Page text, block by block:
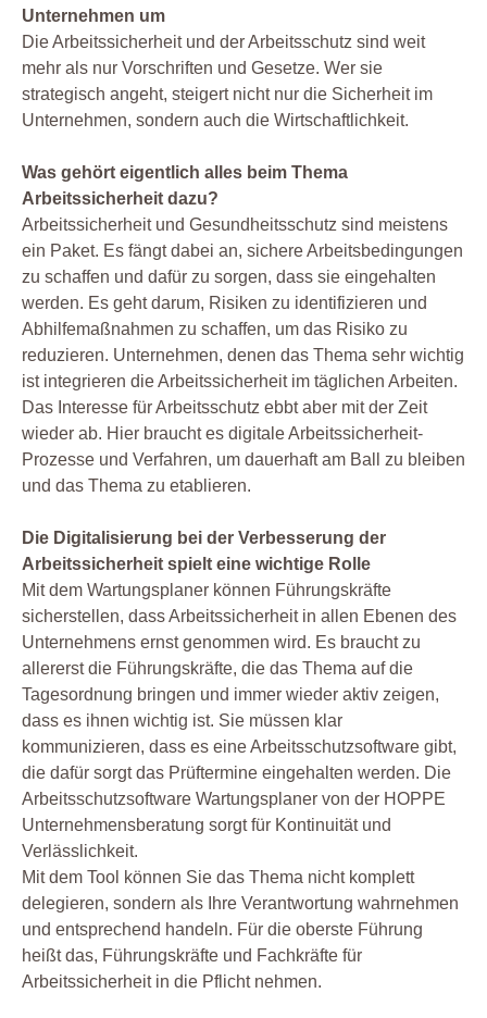
Unternehmen um
Die Arbeitssicherheit und der Arbeitsschutz sind weit
mehr als nur Vorschriften und Gesetze. Wer sie
strategisch angeht, steigert nicht nur die Sicherheit im
Unternehmen, sondern auch die Wirtschaftlichkeit.
Was gehört eigentlich alles beim Thema
Arbeitssicherheit dazu?
Arbeitssicherheit und Gesundheitsschutz sind meistens
ein Paket. Es fängt dabei an, sichere Arbeitsbedingungen
zu schaffen und dafür zu sorgen, dass sie eingehalten
werden. Es geht darum, Risiken zu identifizieren und
Abhilfemaßnahmen zu schaffen, um das Risiko zu
reduzieren. Unternehmen, denen das Thema sehr wichtig
ist integrieren die Arbeitssicherheit im täglichen Arbeiten.
Das Interesse für Arbeitsschutz ebbt aber mit der Zeit
wieder ab. Hier braucht es digitale Arbeitssicherheit-
Prozesse und Verfahren, um dauerhaft am Ball zu bleiben
und das Thema zu etablieren.
Die Digitalisierung bei der Verbesserung der
Arbeitssicherheit spielt eine wichtige Rolle
Mit dem Wartungsplaner können Führungskräfte
sicherstellen, dass Arbeitssicherheit in allen Ebenen des
Unternehmens ernst genommen wird. Es braucht zu
allererst die Führungskräfte, die das Thema auf die
Tagesordnung bringen und immer wieder aktiv zeigen,
dass es ihnen wichtig ist. Sie müssen klar
kommunizieren, dass es eine Arbeitsschutzsoftware gibt,
die dafür sorgt das Prüftermine eingehalten werden. Die
Arbeitsschutzsoftware Wartungsplaner von der HOPPE
Unternehmensberatung sorgt für Kontinuität und
Verlässlichkeit.
Mit dem Tool können Sie das Thema nicht komplett
delegieren, sondern als Ihre Verantwortung wahrnehmen
und entsprechend handeln. Für die oberste Führung
heißt das, Führungskräfte und Fachkräfte für
Arbeitssicherheit in die Pflicht nehmen.